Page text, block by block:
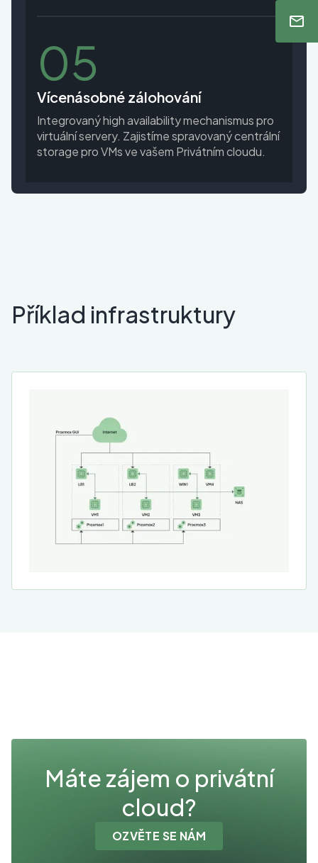
05
Vícenásobné zálohování
Integrovaný high availability mechanismus pro
virtuální servery. Zajistíme spravovaný centrální
storage pro VMs ve vašem Privátním cloudu.
Příklad infrastruktury
Máte zájem o privátní
cloud?
OZVĚTE SE NÁM